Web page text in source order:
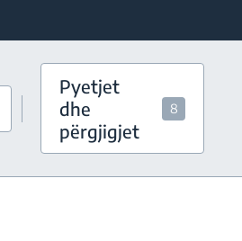
Pyetjet
dhe
përgjigjet
8